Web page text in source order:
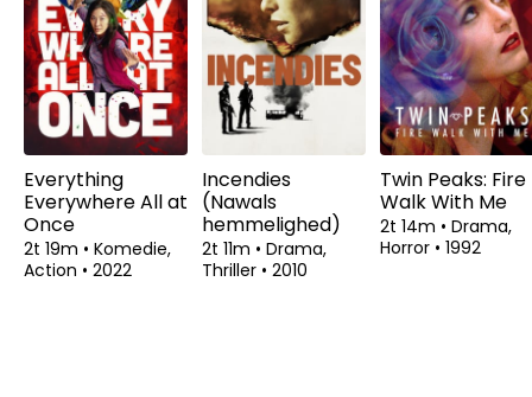
Everything
Everywhere All at
Once
2t 19m • Komedie,
Action • 2022
Incendies
(Nawals
hemmelighed)
2t 11m • Drama,
Thriller • 2010
Twin Peaks: Fire
Walk With Me
2t 14m • Drama,
Horror • 1992